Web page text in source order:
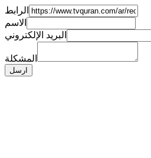
الرابط
الاسم
البريد الإلكتروني
المشكلة
ارسل